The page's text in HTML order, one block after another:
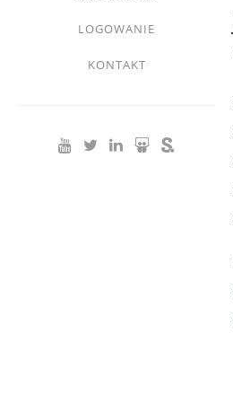
LOGOWANIE
KONTAKT